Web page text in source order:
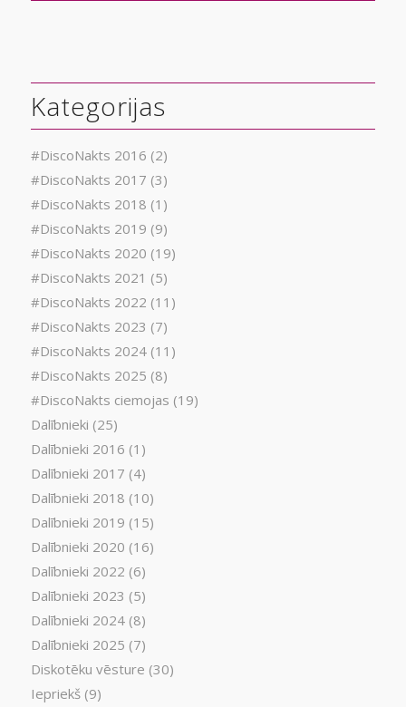
Kategorijas
#DiscoNakts 2016 (2)
#DiscoNakts 2017 (3)
#DiscoNakts 2018 (1)
#DiscoNakts 2019 (9)
#DiscoNakts 2020 (19)
#DiscoNakts 2021 (5)
#DiscoNakts 2022 (11)
#DiscoNakts 2023 (7)
#DiscoNakts 2024(11)
#DiscoNakts 2025 (8)
#DiscoNakts ciemojas (19)
Dalībnieki (25)
Dalībnieki 2016 (1)
Dalībnieki 2017 (4)
Dalībnieki 2018 (10)
Dalībnieki 2019 (15)
Dalībnieki 2020 (16)
Dalībnieki 2022 (6)
Dalībnieki 2023 (5)
Dalībnieki 2024(8)
Dalībnieki 2025 (7)
Diskotēku vēsture (30)
Iepriekš(9)